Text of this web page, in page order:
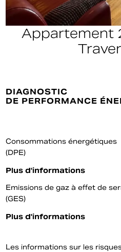
Appartement
DIAGNOSTIC
DE PERFORMANCE
Consommations énergétiques
(DPE)
Plus d'informations
Emissions de gaz à effet de
(GES)
Plus d'informations
Les informations sur les